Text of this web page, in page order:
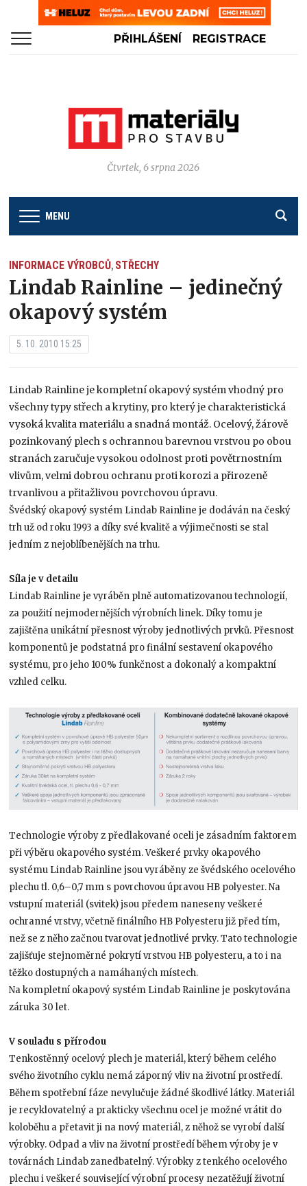
PŘIHLÁŠENÍ REGISTRACE
Čtvrtek, 6 srpna 2026
MENU
INFORMACE VÝROBCŮ, STŘECHY
Lindab Rainline – jedinečný
okapový systém
5. 10. 2010 15:25
Lindab Rainline je kompletní okapový systém vhodný pro
všechny typy střech a krytiny, pro který je charakteristická
vysoká kvalita materiálu a snadná montáž. Ocelový, žárově
pozinkovaný plech s ochrannou barevnou vrstvou po obou
stranách zaručuje vysokou odolnost proti povětrnostním
vlivům, velmi dobrou ochranu proti korozi a přirozeně
trvanlivou a přitažlivou povrchovou úpravu.
Švédský okapový systém Lindab Rainline je dodáván na český
trh už od roku 1993 a díky své kvalitě a výjimečnosti se stal
jedním z nejoblíbenějších na trhu.
Síla je v detailu
Lindab Rainline je vyráběn plně automatizovanou technologií,
za použití nejmodernějších výrobních linek. Díky tomu je
zajištěna unikátní přesnost výroby jednotlivých prvků. Přesnost
komponentů je podstatná pro finální sestavení okapového
systému, pro jeho 100% funkčnost a dokonalý a kompaktní
vzhled celku.
Technologie výroby z předlakované oceli je zásadním faktorem
při výběru okapového systém. Veškeré prvky okapového
systému Lindab Rainline jsou vyráběny ze švédského ocelového
plechu tl. 0,6–0,7 mm s povrchovou úpravou HB polyester. Na
vstupní materiál (svitek) jsou předem naneseny veškeré
ochranné vrstvy, včetně finálního HB Polyesteru již před tím,
než se z něho začnou tvarovat jednotlivé prvky. Tato technologie
zajišťuje stejnoměrné pokrytí vrstvou HB polyesteru, a to i na
těžko dostupných a namáhaných místech.
Na kompletní okapový systém Lindab Rainline je poskytována
záruka 30 let.
V souladu s přírodou
Tenkostěnný ocelový plech je materiál, který během celého
svého životního cyklu nemá záporný vliv na životní prostředí.
Během spotřební fáze nevylučuje žádné škodlivé látky. Materiál
je recyklovatelný a prakticky všechnu ocel je možné vrátit do
koloběhu a přetavit ji na nový materiál, z něhož se vyrobí další
výrobky. Odpad a vliv na životní prostředí během výroby je v
továrnách Lindab zanedbatelný. Výrobky z tenkého ocelového
plechu i veškeré související výrobní procesy nezatěžují životní